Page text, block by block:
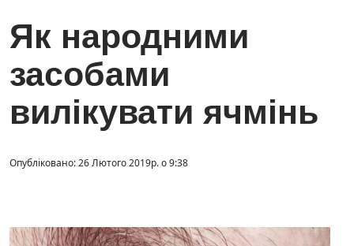
Як народними
засобами
вилікувати ячмінь
Опубліковано: 26 Лютого 2019р. о 9:38